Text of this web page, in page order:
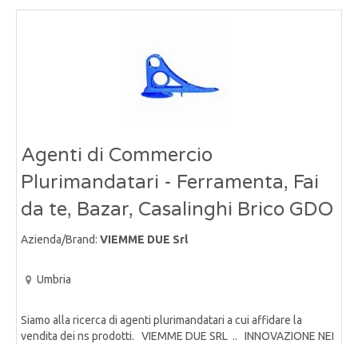
Agenti di Commercio
Plurimandatari - Ferramenta, Fai
da te, Bazar, Casalinghi Brico GDO
Azienda/Brand: VIEMME DUE Srl
Umbria
Siamo alla ricerca di agenti plurimandatari a cui affidare la
vendita dei ns prodotti. VIEMME DUE SRL .. INNOVAZIONE NEI